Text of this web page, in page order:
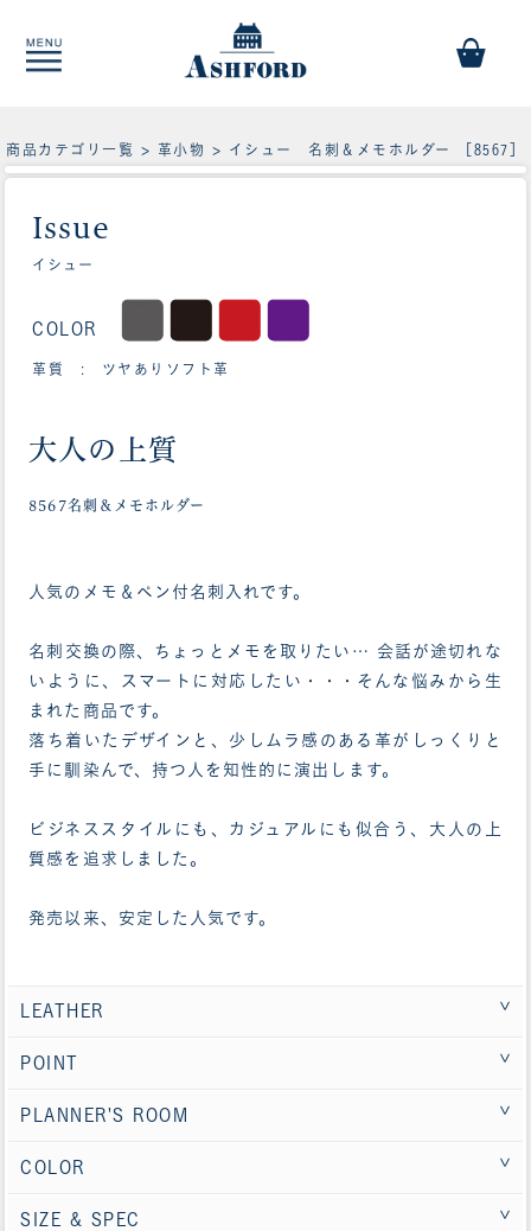
商品カテゴリ一覧 > 革小物 > イシュー 名刺＆メモホルダー ［8567］
Issue
イシュー
COLOR
革質 : ツヤありソフト革
大人の上質
8567名刺＆メモホルダー
人気のメモ＆ペン付名刺入れです。
名刺交換の際、ちょっとメモを取りたい… 会話が途切れな
いように、スマートに対応したい・・・そんな悩みから生
まれた商品です。
落ち着いたデザインと、少しムラ感のある革がしっくりと
手に馴染んで、持つ人を知性的に演出します。
ビジネススタイルにも、カジュアルにも似合う、大人の上
質感を追求しました。
発売以来、安定した人気です。
LEATHER
POINT
PLANNER'S ROOM
COLOR
SIZE & SPEC